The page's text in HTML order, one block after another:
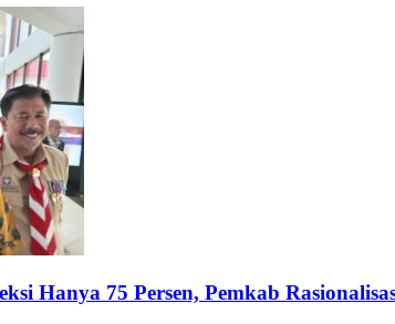
Hanya 75 Persen, Pemkab